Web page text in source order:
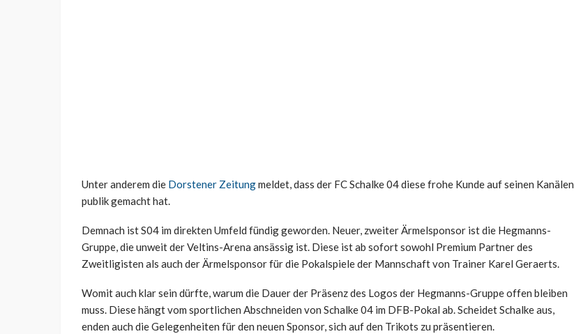
Unter anderem die Dorstener Zeitungmeldet, dass der FC Schalke 04 diese frohe Kunde auf seinen Kanälen
publik gemacht hat.
Demnach ist S04 im direkten Umfeld fündig geworden. Neuer, zweiter Ärmelsponsor ist die Hegmanns-
Gruppe, die unweit der Veltins-Arena ansässig ist. Diese ist ab sofort sowohl Premium Partner des
Zweitligisten als auch der Ärmelsponsor für die Pokalspiele der Mannschaft von Trainer Karel Geraerts.
Womit auch klar sein dürfte, warum die Dauer der Präsenz des Logos der Hegmanns-Gruppe offen bleiben
muss. Diese hängt vom sportlichen Abschneiden von Schalke 04 im DFB-Pokal ab. Scheidet Schalke aus,
enden auch die Gelegenheiten für den neuen Sponsor, sich auf den Trikots zu präsentieren.